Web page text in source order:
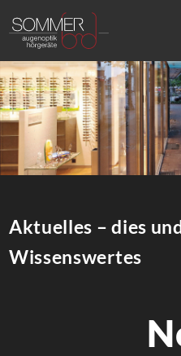
Aktuelles – dies
Wissenswertes